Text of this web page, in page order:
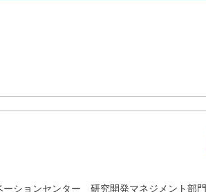
ーションセンター 研究開発マネジメント部門